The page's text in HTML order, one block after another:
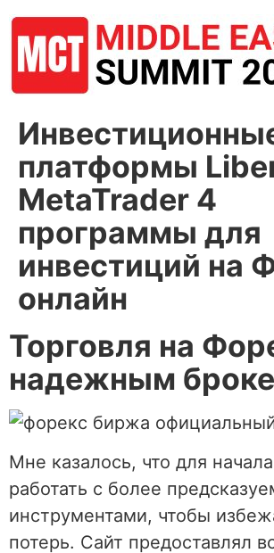
платформы
MetaTrader 4
программы для
инвестиций на
онлайн
Торговля на
надежным
Мне казалось, что для
работать с более
инструментами, чтобы
потерь. Сайт предоставлял